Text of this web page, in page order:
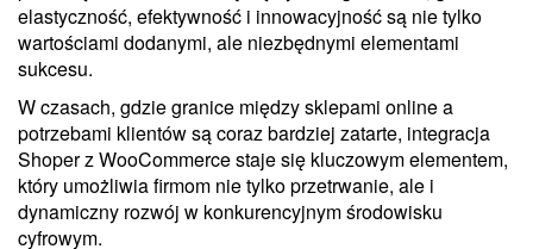
elastyczność, efektywność i innowacyjność są nie tylko
wartościami dodanymi, ale niezbędnymi elementami
sukcesu.
W czasach, gdzie granice między sklepami online a
potrzebami klientów są coraz bardziej zatarte, integracja
Shoper z WooCommerce staje się kluczowym elementem,
który umożliwia firmom nie tylko przetrwanie, ale i
dynamiczny rozwój w konkurencyjnym środowisku
cyfrowym.